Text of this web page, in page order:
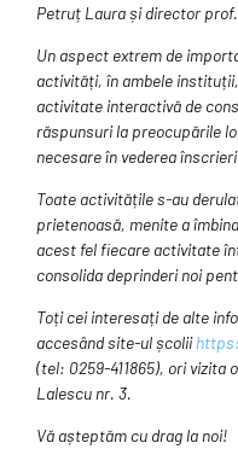
Petruț Laura și director
Un aspect extrem de
activități, în ambele
activitate interactivă de
răspunsuri la preocupările
necesare în vederea
Toate activitățile s-au
prietenoasă, menite a
acest fel fiecare activitate
consolida deprinderi noi
Toți cei interesați de alte
accesând site-ul școlii
(tel: 0259-411865), ori vizita
Lalescu nr. 3.
Vă așteptăm cu drag la noi!